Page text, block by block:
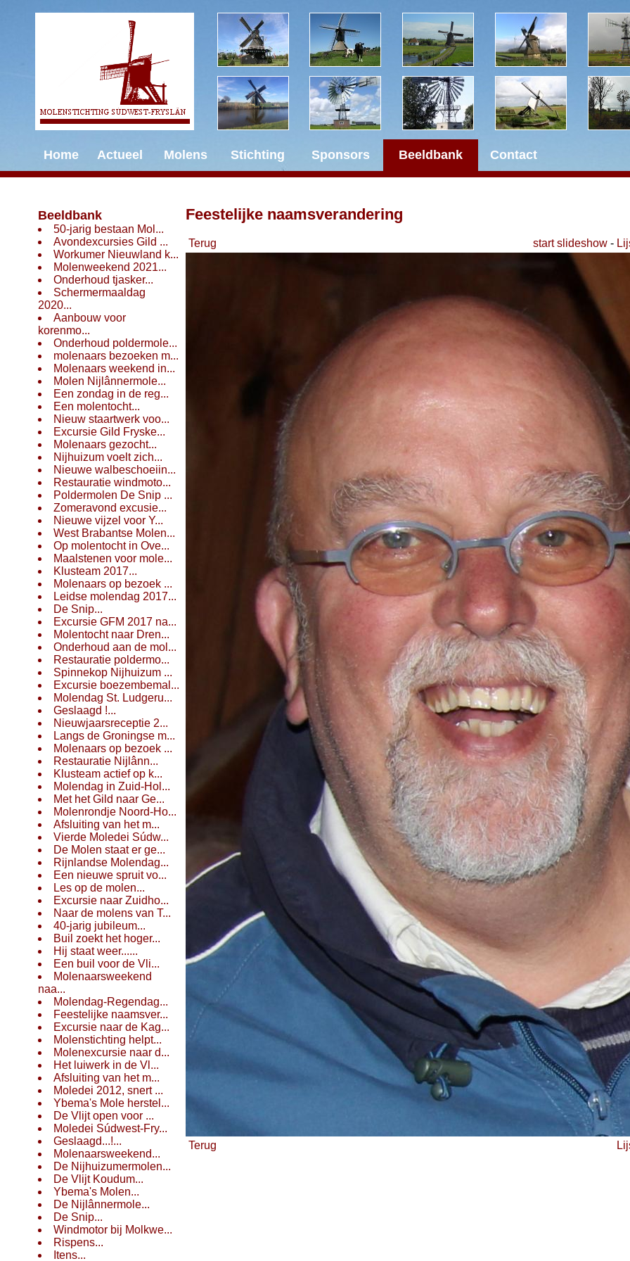
Home Actueel Molens Stichting Sponsors Beeldbank Contact
Beeldbank
50-jarig bestaan Mol...
Avondexcursies Gild ...
Workumer Nieuwland k...
Molenweekend 2021...
Onderhoud tjasker...
Schermermaaldag
2020...
Aanbouw voor
korenmo...
Onderhoud poldermole...
molenaars bezoeken m...
Molenaars weekend in...
Molen Nijlânnermole...
Een zondag in de reg...
Een molentocht...
Nieuw staartwerk voo...
Excursie Gild Fryske...
Molenaars gezocht...
Nijhuizum voelt zich...
Nieuwe walbeschoeiin...
Restauratie windmoto...
Poldermolen De Snip ...
Zomeravond excusie...
Nieuwe vijzel voor Y...
West Brabantse Molen...
Op molentocht in Ove...
Maalstenen voor mole...
Klusteam 2017...
Molenaars op bezoek ...
Leidse molendag 2017...
De Snip...
Excursie GFM 2017 na...
Molentocht naar Dren...
Onderhoud aan de mol...
Restauratie poldermo...
Spinnekop Nijhuizum ...
Excursie boezembemal...
Molendag St. Ludgeru...
Geslaagd !...
Nieuwjaarsreceptie 2...
Langs de Groningse m...
Molenaars op bezoek ...
Restauratie Nijlânn...
Klusteam actief op k...
Molendag in Zuid-Hol...
Met het Gild naar Ge...
Molenrondje Noord-Ho...
Afsluiting van het m...
Vierde Moledei Súdw...
De Molen staat er ge...
Rijnlandse Molendag...
Een nieuwe spruit vo...
Les op de molen...
Excursie naar Zuidho...
Naar de molens van T...
40-jarig jubileum...
Buil zoekt het hoger...
Hij staat weer......
Een buil voor de Vli...
Molenaarsweekend
naa...
Molendag-Regendag...
Feestelijke naamsver...
Excursie naar de Kag...
Molenstichting helpt...
Molenexcursie naar d...
Het luiwerk in de Vl...
Afsluiting van het m...
Moledei 2012, snert ...
Ybema's Mole herstel...
De Vlijt open voor ...
Moledei Súdwest-Fry...
Geslaagd...!...
Molenaarsweekend...
De Nijhuizumermolen...
De Vlijt Koudum...
Ybema's Molen...
De Nijlânnermole...
De Snip...
Windmotor bij Molkwe...
Rispens...
Itens...
Feestelijke naamsverandering
Terug start slideshow -
Terug